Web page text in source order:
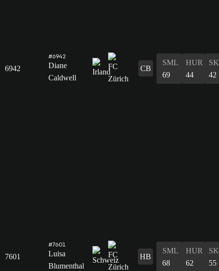
6942
#6942
Diane
Caldwell
CB
SML
69
HUR
44
42
7601
#7601
Luisa
Blumenthal
HB
SML
68
HUR
62
55